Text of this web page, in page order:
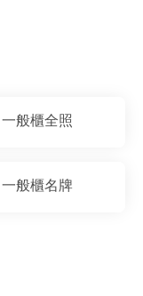
般櫃全照
般櫃名牌